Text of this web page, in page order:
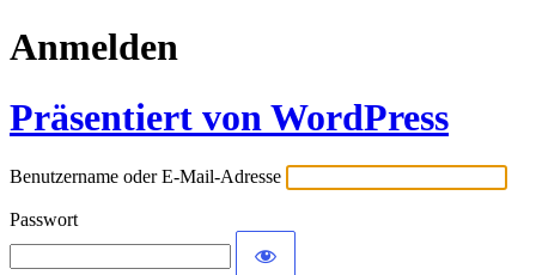
Anmelden
Präsentiert von WordPress
Benutzername oder E-Mail-Adresse
Passwort